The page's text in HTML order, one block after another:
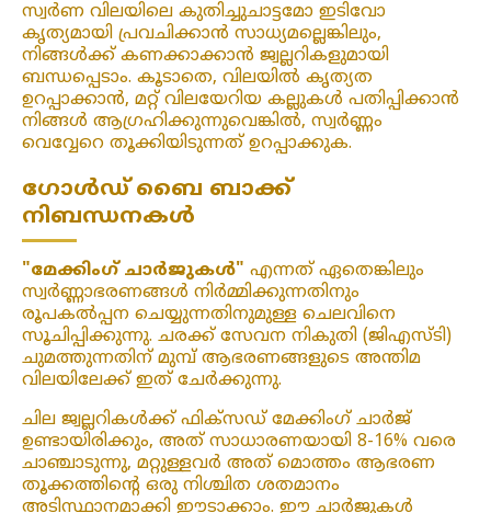
സ്വർണ വിലയിലെ കുതിച്ചുചാട്ടമോ ഇടിവോ
കൃത്യമായി പ്രവചിക്കാൻ സാധ്യമല്ലെങ്കിലും,
നിങ്ങൾക്ക് കണക്കാക്കാൻ ജ്വല്ലറികളുമായി
ബന്ധപ്പെടാം. കൂടാതെ, വിലയിൽ കൃത്യത
ഉറപ്പാക്കാൻ, മറ്റ് വിലയേറിയ കല്ലുകൾ പതിപ്പിക്കാൻ
നിങ്ങൾ ആഗ്രഹിക്കുന്നുവെങ്കിൽ, സ്വർണ്ണം
വെവ്വേറെ തൂക്കിയിടുന്നത് ഉറപ്പാക്കുക.
ഗോൾഡ് ബൈ ബാക്ക്
നിബന്ധനകൾ
"മേക്കിംഗ് ചാർജുകൾ" എന്നത് ഏതെങ്കിലും
സ്വർണ്ണാഭരണങ്ങൾ നിർമ്മിക്കുന്നതിനും
രൂപകൽപ്പന ചെയ്യുന്നതിനുമുള്ള ചെലവിനെ
സൂചിപ്പിക്കുന്നു. ചരക്ക് സേവന നികുതി (ജിഎസ്ടി)
ചുമത്തുന്നതിന് മുമ്പ് ആഭരണങ്ങളുടെ അന്തിമ
വിലയിലേക്ക് ഇത് ചേർക്കുന്നു.
ചില ജ്വല്ലറികൾക്ക് ഫിക്‌സഡ് മേക്കിംഗ് ചാർജ്
ഉണ്ടായിരിക്കും, അത് സാധാരണയായി 8-16% വരെ
ചാഞ്ചാടുന്നു, മറ്റുള്ളവർ അത് മൊത്തം ആഭരണ
തൂക്കത്തിന്റെ ഒരു നിശ്ചിത ശതമാനം
അടിസ്ഥാനമാക്കി ഈടാക്കാം. ഈ ചാർജുകൾ